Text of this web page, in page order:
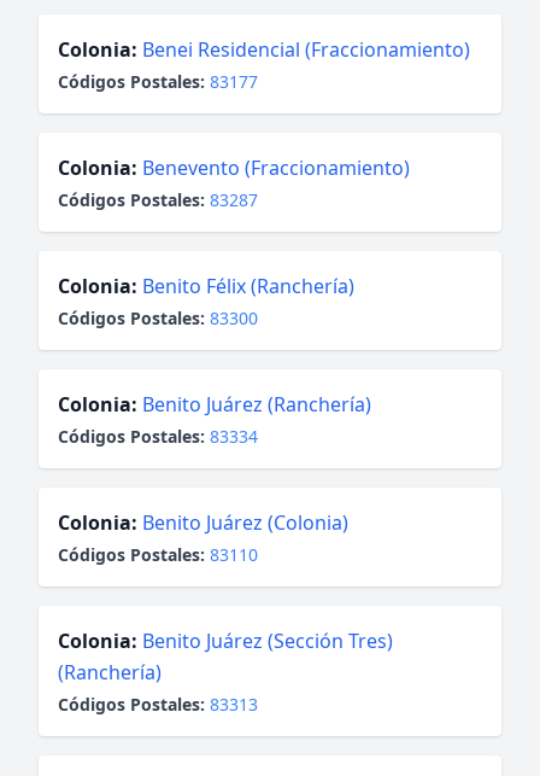
Colonia: Benei Residencial (Fraccionamiento)
Códigos Postales: 83177
Colonia: Benevento (Fraccionamiento)
Códigos Postales: 83287
Colonia: Benito Félix (Ranchería)
Códigos Postales: 83300
Colonia: Benito Juárez (Ranchería)
Códigos Postales: 83334
Colonia: Benito Juárez (Colonia)
Códigos Postales: 83110
Colonia: Benito Juárez (Sección Tres)
(Ranchería)
Códigos Postales: 83313